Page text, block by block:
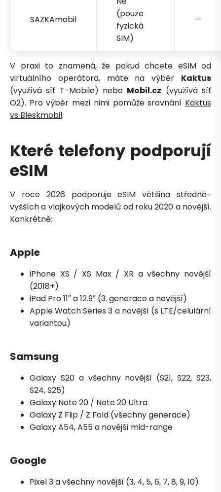
SAZKAmobil
(pouze
fyzická
SIM)
—
V praxi to znamená, že pokud chcete eSIM od
virtuálního operátora, máte na výběr Kaktus
(využívá síť T-Mobile) nebo Mobil.cz (využívá síť
O2). Pro výběr mezi nimi pomůže srovnání Kaktus
vs Bleskmobil.
Které telefony podporují
eSIM
V roce 2026 podporuje eSIM většina středně-
vyšších a vlajkových modelů od roku 2020 a novější.
Konkrétně:
Apple
iPhone XS / XS Max / XR a všechny novější
(2018+)
iPad Pro 11″ a 12.9″ (3. generace a novější)
Apple Watch Series 3 a novější (s LTE/celulární
variantou)
Samsung
Galaxy S20 a všechny novější (S21, S22, S23,
S24, S25)
Galaxy Note 20 / Note 20 Ultra
Galaxy Z Flip / Z Fold (všechny generace)
Galaxy A54, A55 a novější mid-range
Google
Pixel 3 a všechny novější (3, 4, 5, 6, 7, 8, 9, 10)